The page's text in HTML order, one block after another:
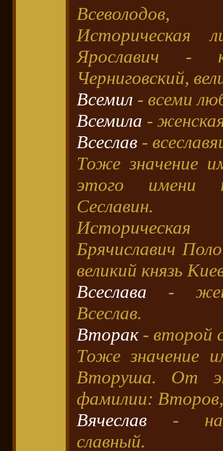
Историческая
Ярославич -
Черниговский,
Всемил - всеми
Всемила -
Всеслав-
Тоже значение
этого имени
Сеславин.
Историческая
Брячиславич
великий князь
Всеслава -
Всеслав.
Вторак- второй
Тоже значение
Вторуша. От
фамилии:
Вячеслав-
славный.